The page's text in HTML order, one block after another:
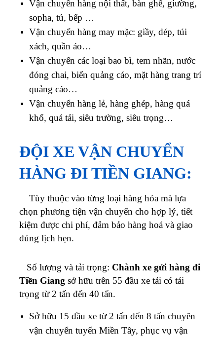
Vận chuyển hàng nội thất, bàn ghế, giường,
sopha, tủ, bếp …
Vận chuyển hàng may mặc: giầy, dép, túi
xách, quần áo…
Vận chuyển các loại bao bì, tem nhãn, nước
đóng chai, biển quảng cáo, mặt hàng trang trí
quảng cáo…
Vận chuyển hàng lẻ, hàng ghép, hàng quá
khổ, quá tải, siêu trường, siêu trọng…
ĐỘI XE VẬN CHUYỂN
HÀNG ĐI TIỀN GIANG:
Tùy thuộc vào từng loại hàng hóa mà lựa
chọn phương tiện vận chuyển cho hợp lý, tiết
kiệm được chi phí, đảm bảo hàng hoá và giao
đúng lịch hẹn.
Số lượng và tải trọng: Chành xe gửi hàng đi
Tiền Giang sở hữu trên 55 đầu xe tải có tải
trọng từ 2 tấn đến 40 tấn.
Sở hữu 15 đầu xe từ 2 tấn đến 8 tấn chuyên
vận chuyển tuyến Miền Tây, phục vụ vận